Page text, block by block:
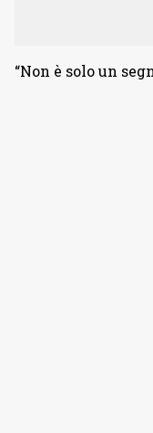
“Non è solo un